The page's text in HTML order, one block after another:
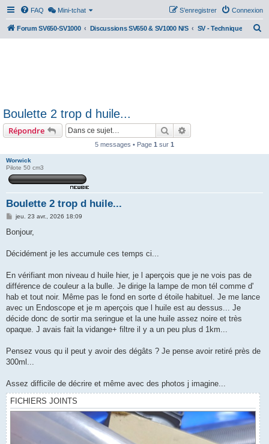
FAQ Mini-tchat Connexion
S’enregistrer
Forum SV650-SV1000 Discussions SV650 & SV1000 N/S SV - Technique
Boulette 2 trop d huile...
Répondre Rechercher
5 messages • Page 1 sur 1
Worwick
Pilote 50 cm3
Boulette 2 trop d huile...
M
s
g
jeu. 23 avr., 2026 18:09
Bonjour,
Décidément je les accumule ces temps ci...
En vérifiant mon niveau d huile hier, je l aperçois que je ne vois pas de
différence de couleur a la bulle. Je dirige la lampe de mon tél comme d'
hab et tout noir. Même pas le fond en sorte d étoile habituel. Je me lance
avec un Endoscope et je m aperçois que l huile est au dessus... Je
décide donc de sortir ma seringue et la une huile assez noire et très
opaque. J avais fait la vidange+ filtre il y a un peu plus d 1km...
Pensez vous qu il peut y avoir des dégâts ? Je pense avoir retiré près de
300ml...
Assez difficile de décrire et même avec des photos j imagine...
FICHIERS JOINTS